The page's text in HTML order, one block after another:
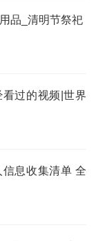
品_清明节祭祀
看过的视频|世界
信息收集清单 全